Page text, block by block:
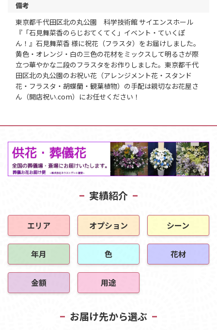
備考
東京都千代田区北の丸公園 科学技術館 サイエンスホール
『「石見舞菜香のらじおてくてく」イベント・ていくぽ
ん！』石見舞菜香 様に祝花（フラスタ）をお届けしました。
黄色・オレンジ・白の三色の花材をミックスして明るさが際
立つ華やかな二段のフラスタをお作りしました。東京都千代
田区北の丸公園のお祝い花（アレンジメント花・スタンド
花・フラスタ・胡蝶蘭・観葉植物）の手配は親切なお花屋さ
ん（開店祝い.com）にお任せください！
実績紹介
エリア オプション シーン
年月 色 花材
金額 用途
お届け先から選ぶ